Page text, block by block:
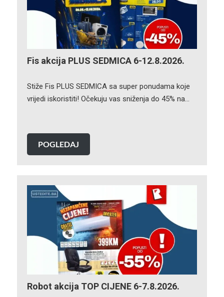
Fis akcija PLUS SEDMICA 6-12.8.2026.
Stiže Fis PLUS SEDMICA sa super ponudama koje
vrijedi iskoristiti! Očekuju vas sniženja do 45% na…
POGLEDAJ
Robot akcija TOP CIJENE 6-7.8.2026.